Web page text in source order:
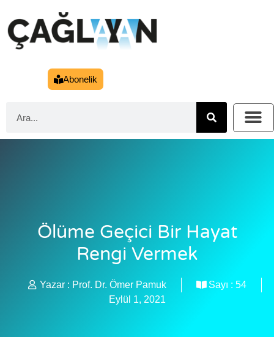
Abonelik
Ölüme Geçici Bir Hayat
Rengi Vermek
Yazar : Prof. Dr. Ömer Pamuk Sayı : 54
Eylül 1, 2021